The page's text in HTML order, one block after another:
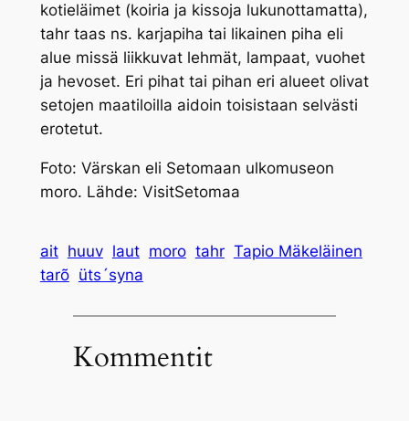
kotieläimet (koiria ja kissoja lukunottamatta),
tahr taas ns. karjapiha tai likainen piha eli
alue missä liikkuvat lehmät, lampaat, vuohet
ja hevoset. Eri pihat tai pihan eri alueet olivat
setojen maatiloilla aidoin toisistaan selvästi
erotetut.
Foto: Värskan eli Setomaan ulkomuseon
moro. Lähde: VisitSetomaa
ait huuv laut moro tahr Tapio Mäkeläinen
tarõ üts´syna
Kommentit